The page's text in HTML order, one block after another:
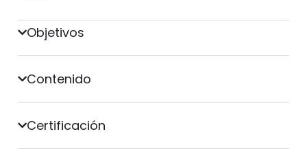
Objetivos
Contenido
Certificación